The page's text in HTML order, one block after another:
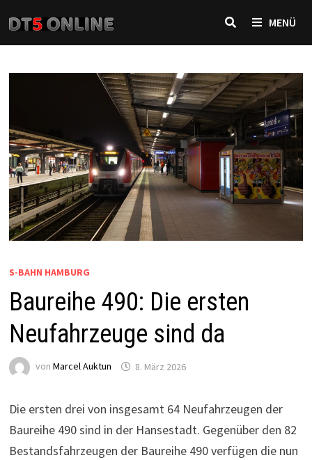
zum
Inhalt
MENÜ
S-BAHN HAMBURG
Baureihe 490: Die ersten
Neufahrzeuge sind da
von Marcel Auktun 8. März 2026
Die ersten drei von insgesamt 64 Neufahrzeugen der
Baureihe 490 sind in der Hansestadt. Gegenüber den 82
Bestandsfahrzeugen der Baureihe 490 verfügen die nun